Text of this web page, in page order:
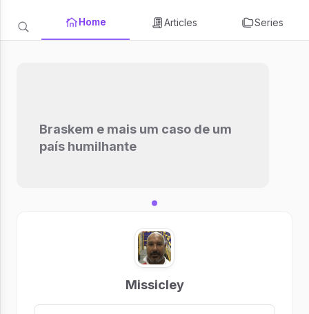
Home Articles Series
Braskem e mais um caso de um
país humilhante
Missicley